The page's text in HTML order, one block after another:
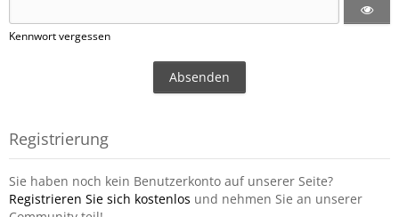
Kennwort vergessen
Registrierung
Sie haben noch kein Benutzerkonto auf unserer Seite?
Registrieren Sie sich kostenlos und nehmen Sie an unserer